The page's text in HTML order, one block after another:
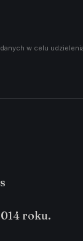
w celu
roku.